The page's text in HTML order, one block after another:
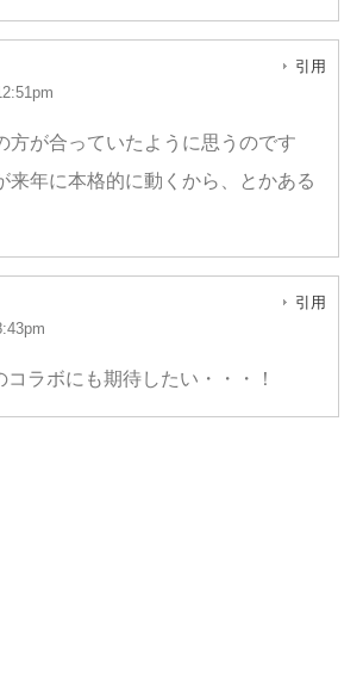
引用
方が合っていたように思うのです
来年に本格的に動くから、とかある
引用
コラボにも期待したい・・・！